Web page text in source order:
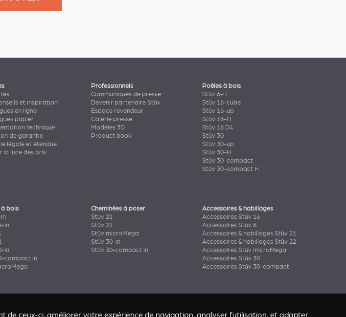
et inspiration
en ligne
papier
technique
de garantie
légale et étendue
la liste des prix
Professionnels
Communiqués de presse
Devenir partenaire Stûv
Espace revendeur
Galerie presse
Modèles 3D
Product book
Poêles à bois
Stûv 6-H
Stûv 16-cube
Stûv 16-up
Stûv 16-H
Stûv 16 D4
Stûv 30
Stûv 30-up
Stûv 30-H
Stûv 30-compact
Stûv 30-compact H
à bois
in
in
compact in
Cheminées à poser
Stûv 21
Stûv 22
Stûv microMega
Stûv 30-in
Stûv 30-compact in
Accessoires & habillages
Accessoires Stûv 16
Accessoires Stûv 6
Accessoires & habillages Stûv 21
Accessoires & habillages Stûv 22
Accessoires Stûv microMega
Accessoires Stûv 30
Accessoires Stûv 30-compact
ceux-ci, améliorer votre expérience de navigation, analyser l’utilisation, et adapter